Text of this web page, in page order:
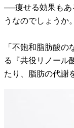
──痩せる効果もあ
うなのでしょうか。
「不飽和脂肪酸
る『共役リノール
たり、脂肪の代謝